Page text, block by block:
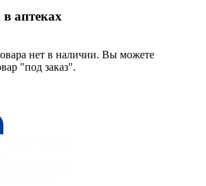
аптеках
нет в наличии. Вы можете
"под заказ".